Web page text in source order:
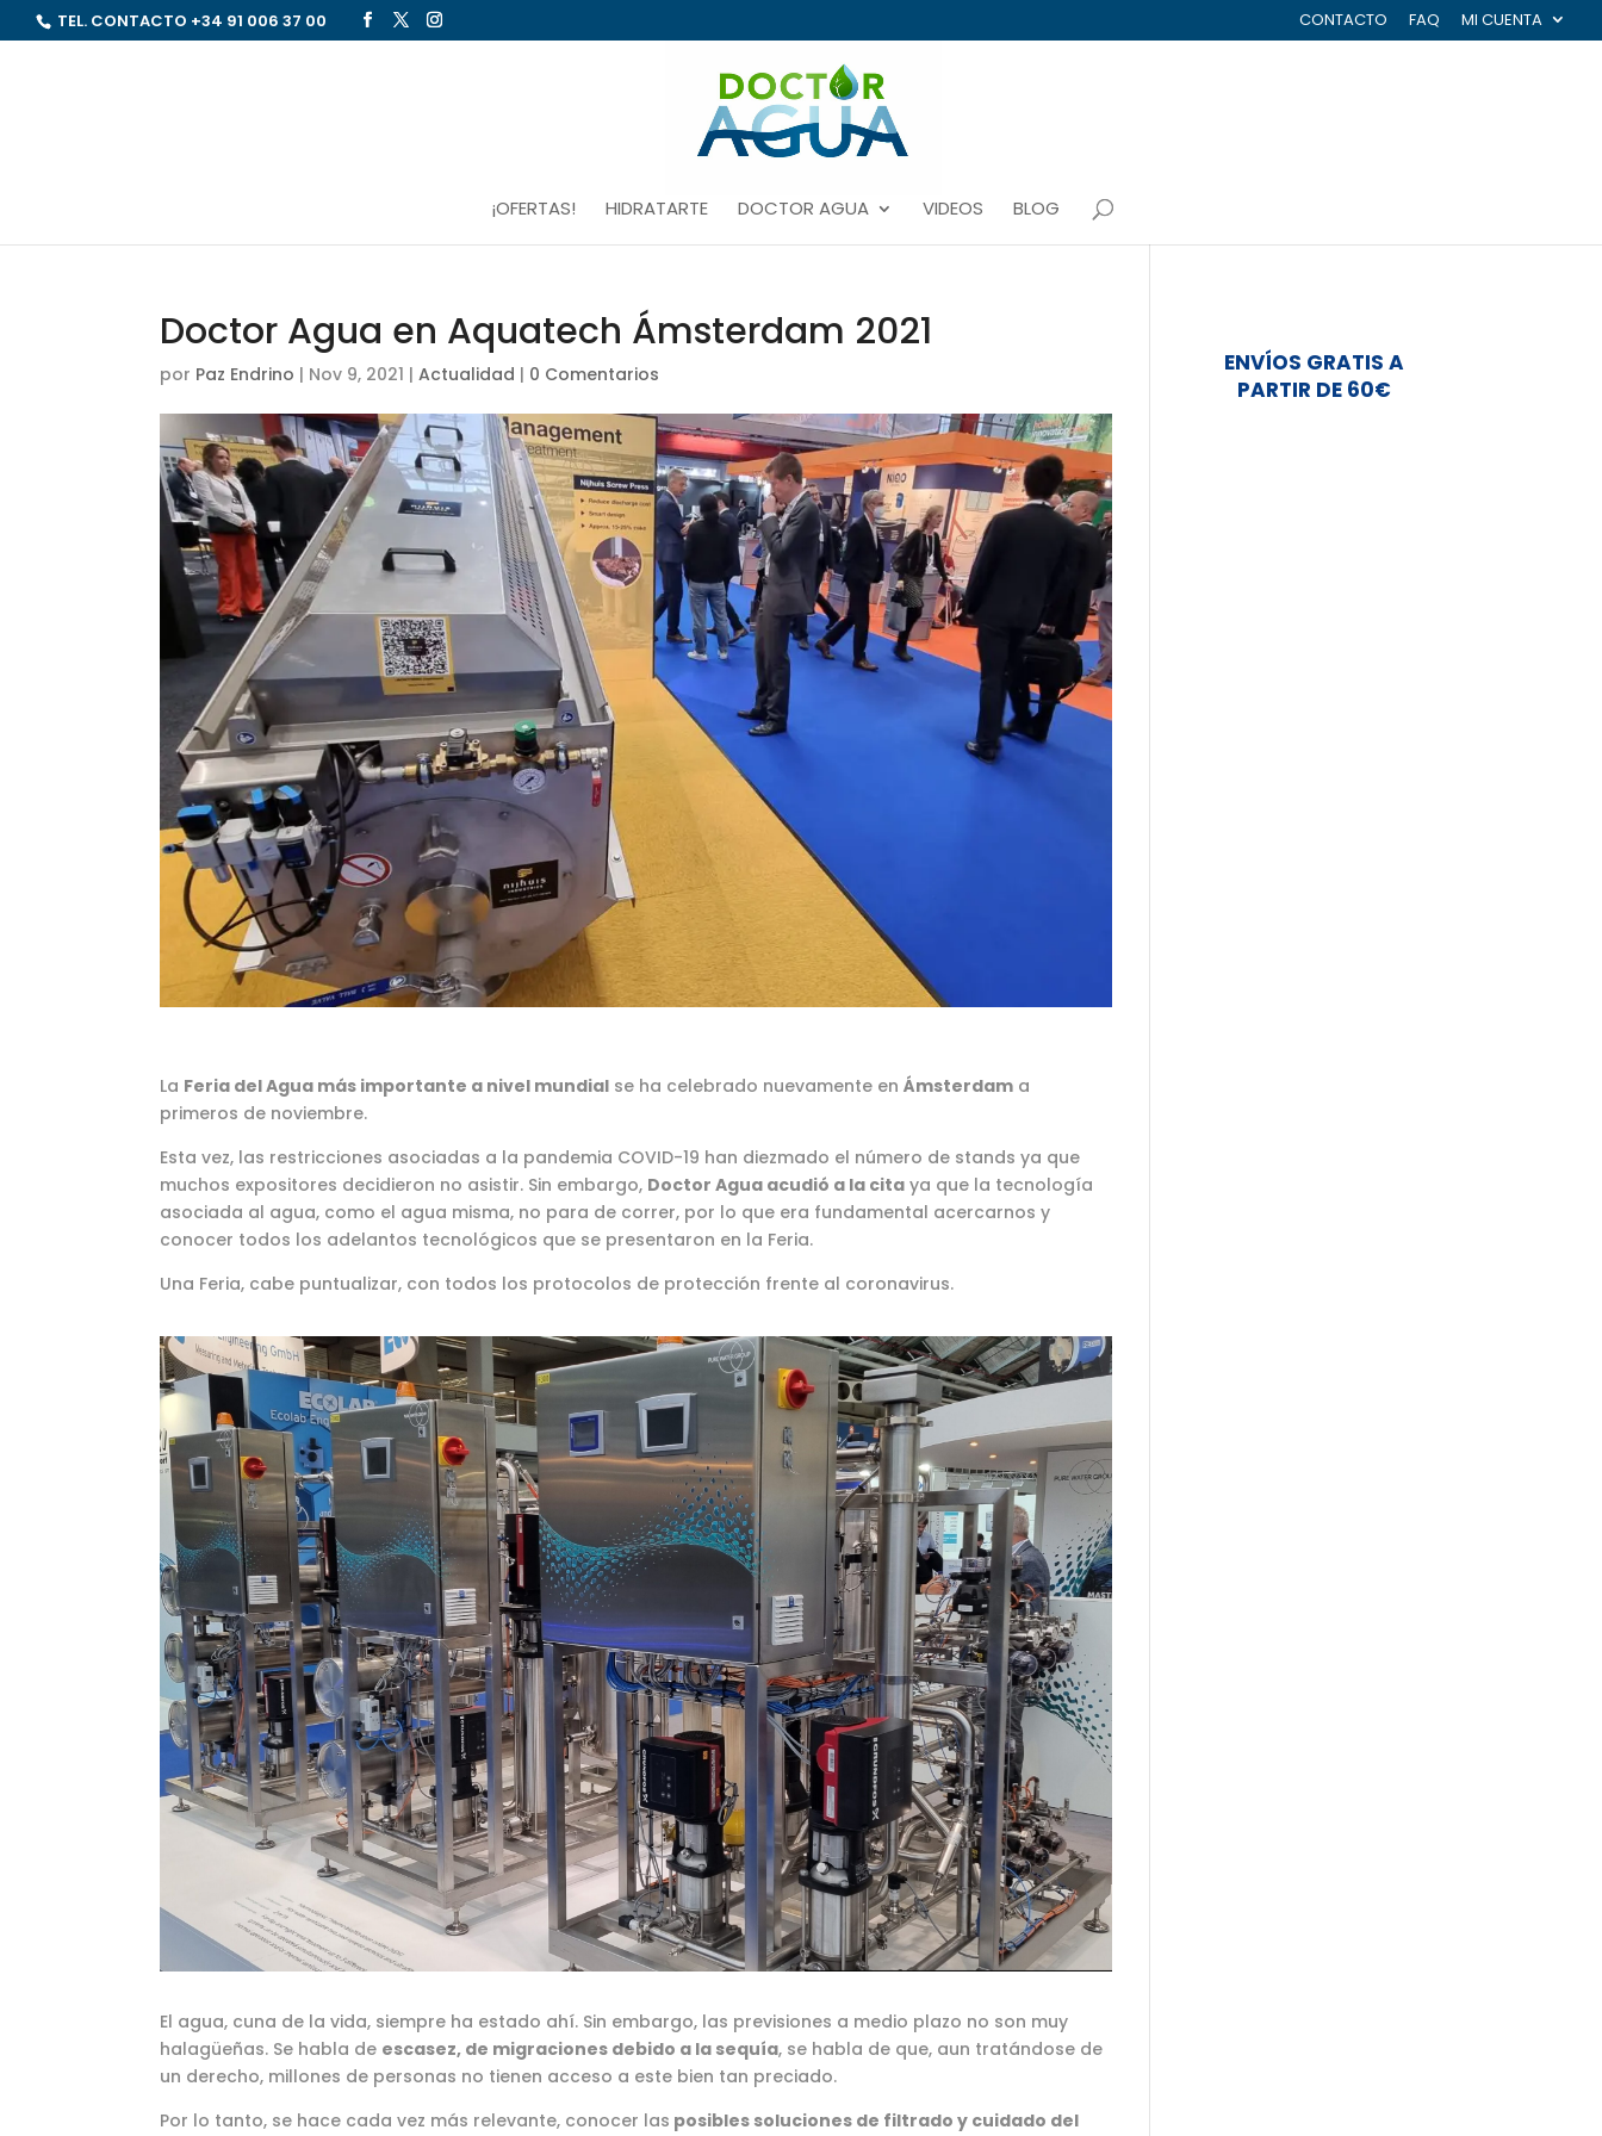
TEL. CONTACTO +34 91 006 37 00 CONTACTO FAQ MI CUENTA
¡OFERTAS! HIDRATARTE DOCTOR AGUA VIDEOS BLOG
Doctor Agua en Aquatech Ámsterdam 2021
por Paz Endrino | Nov 9, 2021 |Actualidad | 0 Comentarios
La Feria del Agua más importante a nivel mundial se ha celebrado nuevamente enÁmsterdam a
primeros de noviembre.
Esta vez, las restricciones asociadas a la pandemia COVID-19 han diezmado el número de stands ya que
muchos expositores decidieron no asistir. Sin embargo, Doctor Agua acudió a la cita ya que la tecnología
asociada al agua, como el agua misma, no para de correr, por lo que era fundamental acercarnos y
conocer todos los adelantos tecnológicos que se presentaron en la Feria.
Una Feria, cabe puntualizar, con todos los protocolos de protección frente al coronavirus.
El agua, cuna de la vida, siempre ha estado ahí. Sin embargo, las previsiones a medio plazo no son muy
halagüeñas. Se habla de escasez, de migraciones debido a la sequía, se habla de que, aun tratándose de
un derecho, millones de personas no tienen acceso a este bien tan preciado.
Por lo tanto, se hace cada vez más relevante, conocer las posibles soluciones de filtrado y cuidado del
ENVÍOS GRATIS A
PARTIR DE 60€